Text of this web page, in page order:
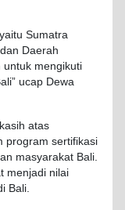
Sumatra
Daerah
untuk mengikuti
ucap Dewa
atas
program sertifikasi
masyarakat Bali.
menjadi nilai
Bali.